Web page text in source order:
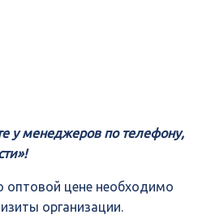
у менеджеров по телефону,
оптовой цене необходимо
организации.